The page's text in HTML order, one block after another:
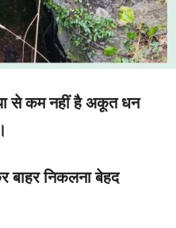
से कम नहीं है अकूत धन
बाहर निकलना बेहद